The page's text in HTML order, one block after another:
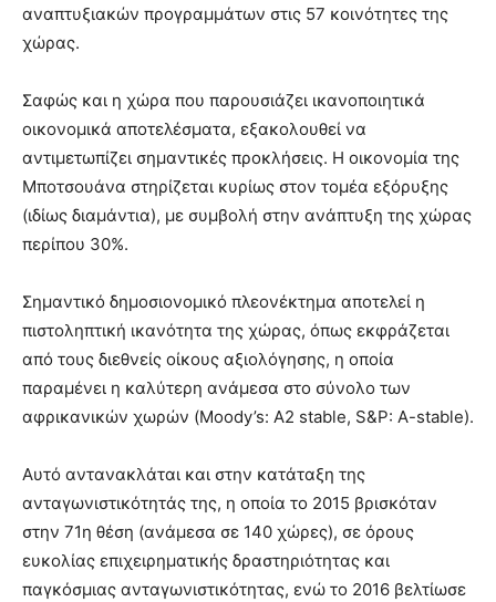
αναπτυξιακών προγραμμάτων στις 57 κοινότητες της
χώρας.
Σαφώς και η χώρα που παρουσιάζει ικανοποιητικά
οικονομικά αποτελέσματα, εξακολουθεί να
αντιμετωπίζει σημαντικές προκλήσεις. Η οικονομία της
Μποτσουάνα στηρίζεται κυρίως στον τομέα εξόρυξης
(ιδίως διαμάντια), με συμβολή στην ανάπτυξη της χώρας
περίπου 30%.
Σημαντικό δημοσιονομικό πλεονέκτημα αποτελεί η
πιστοληπτική ικανότητα της χώρας, όπως εκφράζεται
από τους διεθνείς οίκους αξιολόγησης, η οποία
παραμένει η καλύτερη ανάμεσα στο σύνολο των
αφρικανικών χωρών (Moody’s: A2 stable, S&P: A-stable).
Αυτό αντανακλάται και στην κατάταξη της
ανταγωνιστικότητάς της, η οποία το 2015 βρισκόταν
στην 71η θέση (ανάμεσα σε 140 χώρες), σε όρους
ευκολίας επιχειρηματικής δραστηριότητας και
παγκόσμιας ανταγωνιστικότητας, ενώ το 2016 βελτίωσε